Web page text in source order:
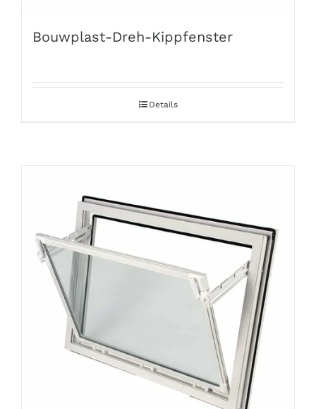
Bouwplast-Dreh-Kippfenster
Details